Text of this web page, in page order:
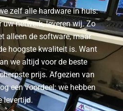
zelf alle hardware in huis:
netwerk, leveren wij. Zo
alleen de software, maar
hoogste kwaliteit is. Want
we altijd voor de beste
prijs. Afgezien van
een voordeel: we hebben
levertijd.